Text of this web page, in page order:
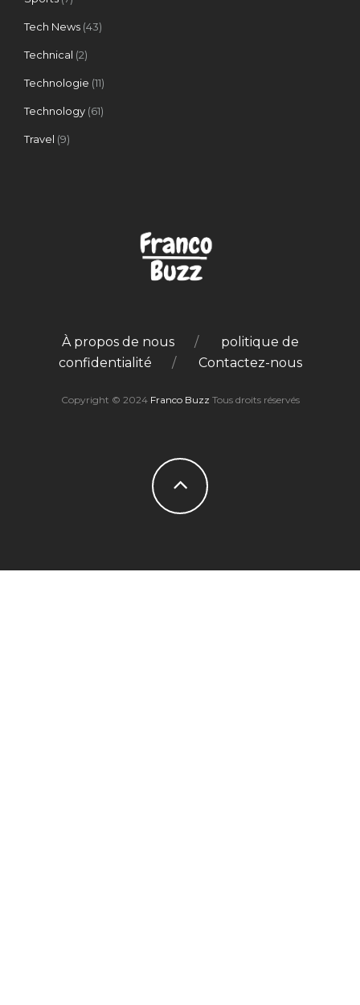
Tech News (43)
Technical (2)
Technologie (11)
Technology (61)
Travel (9)
À propos de nous
politique de
confidentialité
Contactez-nous
Copyright © 2024 Franco Buzz Tous droits réservés